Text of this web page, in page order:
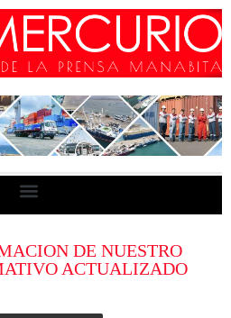
DE NUESTRO
ACTUALIZADO